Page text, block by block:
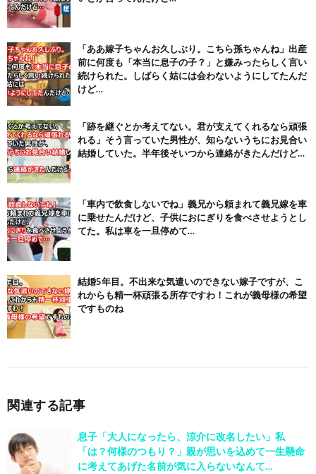
【パリピ孔明】アニオリ場面も高評価「パリピ」続編への期待が高...
(6/22)
【画像】テイルズで一番マ〇コ舐めまわしたい女の子ｗｗｗｗｗ
(6/22)
Powered by livedoor 相互RSS
「ああ嫁子ちゃんお久しぶり。こちら孫ちゃんね」出産
前に何度も「本当に息子の子？」と嫌みったらしく言い
続けられた。しばらく姑には会わないようにしてたんだ
けど…
「跡を継ぐとか考えてない。君が支えてくれるなら頑張
れる」そう言っていた男性が、知らないうちにお見合い
結婚していた。半年後そいつから連絡がきたんだけど…
「車内で飲食しないでね」義兄から頼まれて義兄嫁を車
に乗せたんだけど、子供におにぎりを食べさせようとし
てた。私は車を一旦停めて…
結婚5年目。不出来な気遣いのできない嫁子ですが、こ
れからも精一杯頑張る所存ですわ！これが義母様の希望
ですものね
関連する記事
息子「大人になったら、涼介に改名したい」私
「は？何様のつもり？」親が思いを込めて一生懸命
に考えてあげた名前が気に入らないなんて…